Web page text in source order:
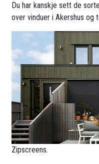
Du har kanskje sett de
over vinduer i Akershus og
Zipscreens.